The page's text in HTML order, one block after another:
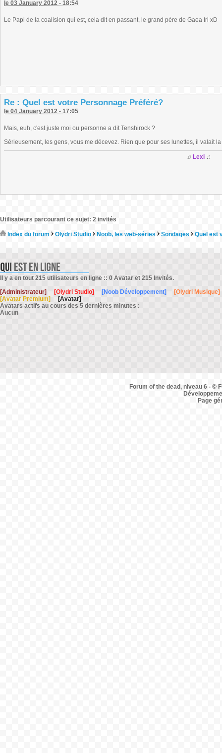
le 03 January 2012 - 18:54
Le Papi de la coalision qui est, cela dit en passant, le grand père de Gaea Irl xD
Re : Quel est votre Personnage Préféré?
le 04 January 2012 - 17:05
Mais, euh, c'est juste moi ou personne a dit Tenshirock ?
Sérieusement, les gens, vous me décevez. Rien que pour ses lunettes, il valait
♫ Lexi ♫
Utilisateurs parcourant ce sujet: 2 invités
Index du forum Olydri Studio Noob, les web-séries Sondages Quel est
Il y a en tout 215 utilisateurs en ligne :: 0 Avatar et 215 Invités.
[Administrateur]
[Olydri Studio] [Noob Développement]
[Olydri Musique]
[Avatar Premium]
[Avatar]
Avatars actifs au cours des 5 dernières minutes :
Aucun
Forum of the dead, niveau 6 - ©
Page